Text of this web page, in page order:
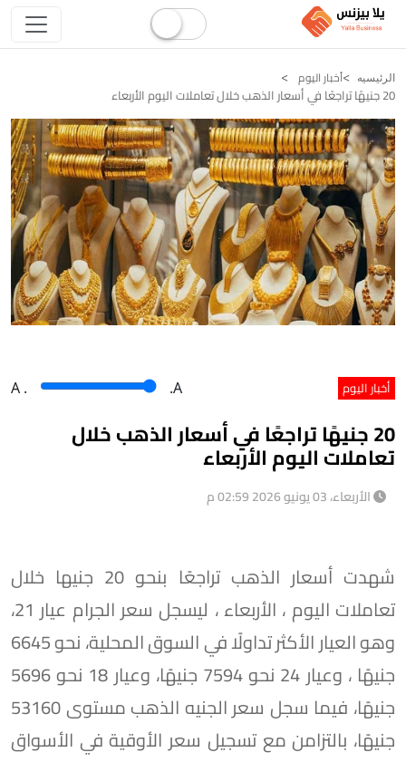
الرئيسيه أخبار اليوم
20 جنيهًا تراجعًا في أسعار الذهب خلال تعاملات اليوم الأربعاء
أخبار اليوم A . .A
20 جنيهًا تراجعًا في أسعار الذهب خلال
تعاملات اليوم الأربعاء
الأربعاء، 03 يونيو 2026 02:59 م
شهدت أسعار الذهب تراجعًا بنحو 20 جنيها خلال
تعاملات اليوم ، الأربعاء ، ليسجل سعر الجرام عيار 21،
وهو العيار الأكثر تداولًا في السوق المحلية، نحو 6645
جنيهًا ، وعيار 24 نحو 7594 جنيهًا، وعيار 18 نحو 5696
جنيهًا، فيما سجل سعر الجنيه الذهب مستوى 53160
جنيهًا، بالتزامن مع تسجيل سعر الأوقية في الأسواق